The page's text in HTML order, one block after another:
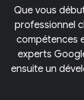
Que vous
professionnel
compétences
experts
ensuite un